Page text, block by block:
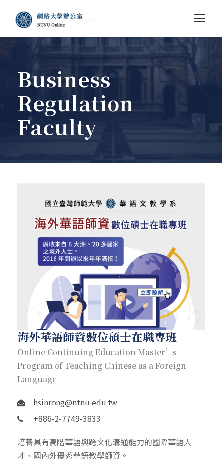
Business
Regulation
Faculty
海外華語師資數位碩士在職專班
Online Continuing Education Master’s
Program of Teaching Chinese as a Foreign
Language
hsinrong@ntnu.edu.tw
+886-2-7749-3833
培養具有高階華語與跨文化溝通能力的國際華語人
才、國內外優秀華語教學師資。